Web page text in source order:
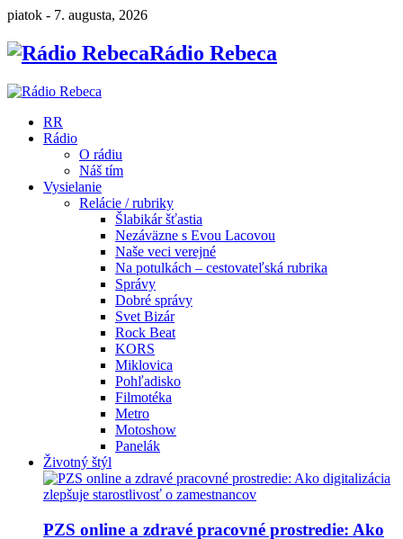
piatok - 7. augusta, 2026
Rádio Rebeca
RR
Rádio
O rádiu
Náš tím
Vysielanie
Relácie / rubriky
Šlabikár šťastia
Nezáväzne s Evou Lacovou
Naše veci verejné
Na potulkách – cestovateľská rubrika
Správy
Dobré správy
Svet Bizár
Rock Beat
KORS
Miklovica
Pohľadisko
Filmotéka
Metro
Motoshow
Panelák
Životný štýl
PZS online a zdravé pracovné prostredie: Ako